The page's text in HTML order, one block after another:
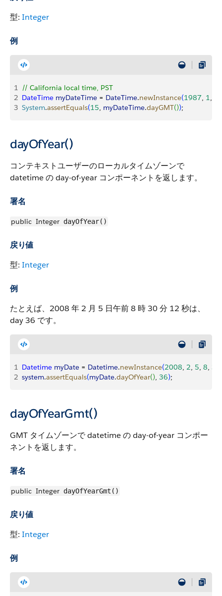
型: Integer
例
1 // California local time, PST
2 DateTime myDateTime = DateTime.newInstance(1987, 1,
3 System.assertEquals(15, myDateTime.dayGMT());
dayOfYear()
コンテキストユーザーのローカルタイムゾーンで
datetime の day-of-year コンポーネントを返します。
署名
public Integer dayOfYear()
戻り値
型: Integer
例
たとえば、2008 年 2 月 5 日午前 8 時 30 分 12 秒は、
day 36 です。
1 Datetime myDate = Datetime.newInstance(2008, 2, 5, 8, 30
2 system.assertEquals(myDate.dayOfYear(), 36);
dayOfYearGmt()
GMT タイムゾーンで datetime の day-of-year コンポー
ネントを返します。
署名
public Integer dayOfYearGmt()
戻り値
型: Integer
例